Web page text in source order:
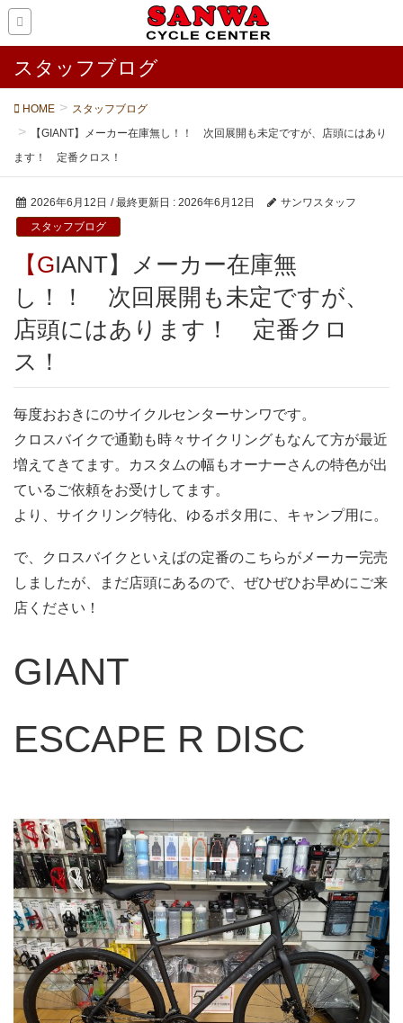
スタッフブログ
HOME
スタッフブログ
【GIANT】メーカー在庫無し！！ 次回展開も未定ですが、店頭にはあり
ます！ 定番クロス！
2026年6月12日 / 最終更新日 : 2026年6月12日
サンワスタッフ
スタッフブログ
【GIANT】メーカー在庫無
し！！ 次回展開も未定ですが、
店頭にはあります！ 定番クロ
ス！
毎度おおきにのサイクルセンターサンワです。
クロスバイクで通勤も時々サイクリングもなんて方が最近
増えてきてます。カスタムの幅もオーナーさんの特色が出
ているご依頼をお受けしてます。
より、サイクリング特化、ゆるポタ用に、キャンプ用に。
で、クロスバイクといえばの定番のこちらがメーカー完売
しましたが、まだ店頭にあるので、ぜひぜひお早めにご来
店ください！
GIANT
ESCAPE R DISC